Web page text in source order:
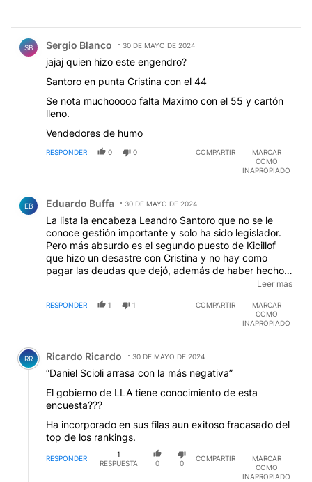
SB Sergio Blanco 30 DE MAYO DE 2024
jajaj quien hizo este engendro?
Santoro en punta Cristina con el 44
Se nota muchooooo falta Maximo con el 55 y cartón
lleno.
Vendedores de humo
RESPONDER 0 0 COMPARTIR
MARCAR
COMO
INAPROPIADO
EB Eduardo Buffa 30 DE MAYO DE 2024
La lista la encabeza Leandro Santoro que no se le
conoce gestión importante y solo ha sido legislador.
Pero más absurdo es el segundo puesto de Kicillof
que hizo un desastre con Cristina y no hay como
pagar las deudas que dejó, además de haber hecho
la plancha desde que gobierna (ponele) la provincia
pobreza que pretende endosarle a Milei. Y más
sorprende que Milei sea tercero y no último, cuando
gente que irrita a los progres argentinos que no se
enojaban cuando Néstor y Cristina (y a veces el
Chávez, Maduro, Correa, Evo, Lula y el último Fidel
más el Zapatero español. Argentina no crece
económicamente desde 2011, cuando Cristina ya
estaba sin su socio y creía que el 54 % transformaba
un país subdesarrollado en potencia mundial. Desde
entonces no hay cómo reflotar el barco hundido por
los patriotas funcionarios como Leandro Santoro y
Leer mas
RESPONDER 1 1 COMPARTIR
MARCAR
COMO
INAPROPIADO
Comentario de Ricardo Ricardo.
RR Ricardo Ricardo 30 DE MAYO DE 2024
“Daniel Scioli arrasa con la más negativa”
El gobierno de LLA tiene conocimiento de esta
encuesta???
Ha incorporado en sus filas aun exitoso fracasado del
top de los rankings.
RESPONDER
1
RESPUESTA
0 0
COMPARTIR
MARCAR
COMO
INAPROPIADO